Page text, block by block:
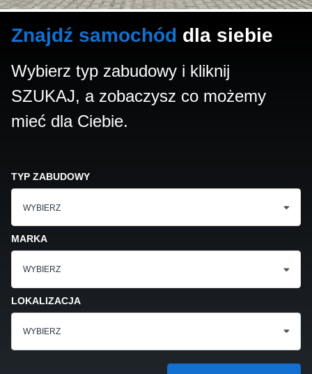
Znajdź samochód dla siebie
Wybierz typ zabudowy i kliknij
SZUKAJ, a zobaczysz co możemy
mieć dla Ciebie.
TYP ZABUDOWY
WYBIERZ
MARKA
WYBIERZ
LOKALIZACJA
WYBIERZ